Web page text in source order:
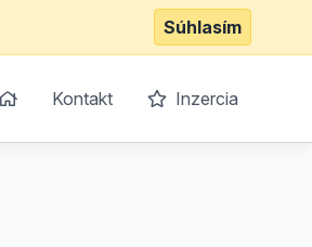
Súhlasím
Kontakt Inzercia